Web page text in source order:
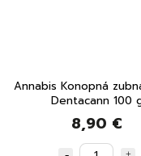
Annabis Konopná
Dentacann 100
8,90 €